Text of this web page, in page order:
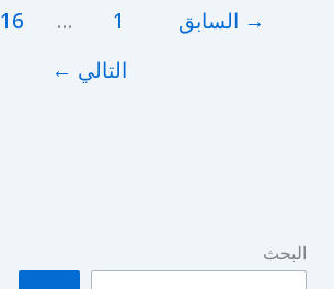
→ السابق 1
…
16
التالي ←
البحث